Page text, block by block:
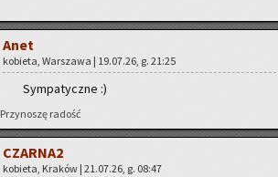
Anet
ko­bie­ta, War­sza­wa | 19.07.26, g. 21:25
Sym­pa­tycz­ne :)
Przy­no­szę ra­dość
CZAR­NA2
ko­bie­ta, Kra­ków | 21.07.26, g. 08:47